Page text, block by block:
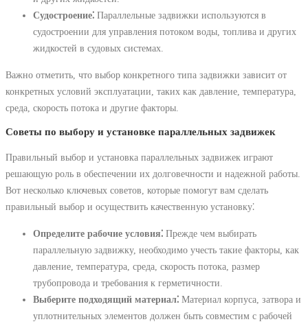
Судостроение⁚ Параллельные задвижки используются в
судостроении для управления потоком воды, топлива и других
жидкостей в судовых системах.
Важно отметить, что выбор конкретного типа задвижки зависит от
конкретных условий эксплуатации, таких как давление, температура,
среда, скорость потока и другие факторы.
Советы по выбору и установке параллельных задвижек
Правильный выбор и установка параллельных задвижек играют
решающую роль в обеспечении их долговечности и надежной работы.
Вот несколько ключевых советов, которые помогут вам сделать
правильный выбор и осуществить качественную установку⁚
Определите рабочие условия⁚ Прежде чем выбирать
параллельную задвижку, необходимо учесть такие факторы, как
давление, температура, среда, скорость потока, размер
трубопровода и требования к герметичности.
Выберите подходящий материал⁚ Материал корпуса, затвора и
уплотнительных элементов должен быть совместим с рабочей